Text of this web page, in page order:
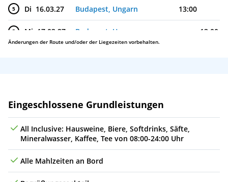
5 Di 16.03.27 Budapest, Ungarn 13:00
5 Mi 17.03.27 Budapest, Ungarn 13:00
19.03.27 Melk, Österreich
Sa 20.03.27 Passau, Deutschland 09:00
Änderungen der Route und/oder der Liegezeiten vorbehalten.
Leistungen
Eingeschlossene Grundleistungen
All Inclusive: Hausweine, Biere, Softdrinks, Säfte,
Mineralwasser, Kaffee, Tee von 08:00-24:00 Uhr
Alle Mahlzeiten an Bord